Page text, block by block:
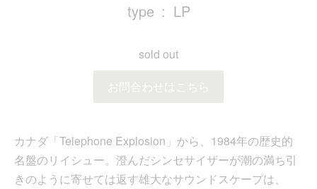
type
LP
sold out
お問合わせはこちら
カナダ「Telephone Explosion」から、1984年の歴史的
名盤のリイシュー。澄んだシンセサイザーが潮の満ち引
きのように寄せては返す雄大なサウンドスケープは、